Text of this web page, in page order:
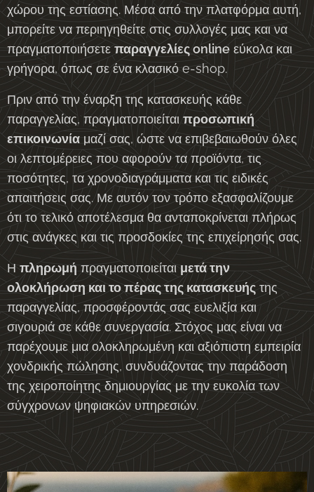
χώρου της εστίασης. Μέσα από την πλατφόρμα αυτή,
μπορείτε να περιηγηθείτε στις συλλογές μας και να
πραγματοποιήσετε παραγγελίες online εύκολα και
γρήγορα, όπως σε ένα κλασικό e-shop.
Πριν από την έναρξη της κατασκευής κάθε
παραγγελίας, πραγματοποιείται προσωπική
επικοινωνία μαζί σας, ώστε να επιβεβαιωθούν όλες
οι λεπτομέρειες που αφορούν τα προϊόντα, τις
ποσότητες, τα χρονοδιαγράμματα και τις ειδικές
απαιτήσεις σας. Με αυτόν τον τρόπο εξασφαλίζουμε
ότι το τελικό αποτέλεσμα θα ανταποκρίνεται πλήρως
στις ανάγκες και τις προσδοκίες της επιχείρησής σας.
Η πληρωμή πραγματοποιείται μετά την
ολοκλήρωση και το πέρας της κατασκευήςτης
παραγγελίας, προσφέροντάς σας ευελιξία και
σιγουριά σε κάθε συνεργασία. Στόχος μας είναι να
παρέχουμε μια ολοκληρωμένη και αξιόπιστη εμπειρία
χονδρικής πώλησης, συνδυάζοντας την παράδοση
της χειροποίητης δημιουργίας με την ευκολία των
σύγχρονων ψηφιακών υπηρεσιών.